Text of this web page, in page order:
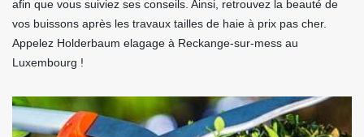
afin que vous suiviez ses conseils. Ainsi, retrouvez la beauté de
vos buissons après les travaux tailles de haie à prix pas cher.
Appelez Holderbaum elagage à Reckange-sur-mess au
Luxembourg !